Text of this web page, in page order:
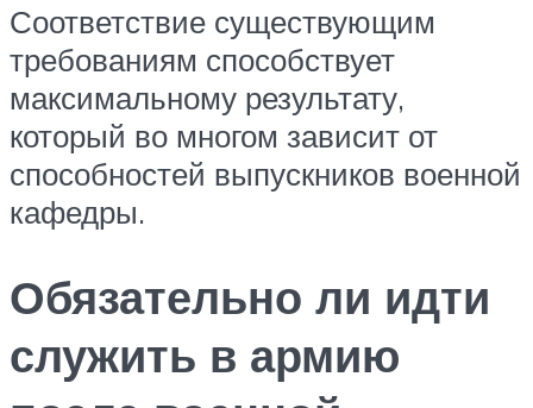
Соответствие существующим
требованиям способствует
максимальному результату,
который во многом зависит от
способностей выпускников военной
кафедры.
Обязательно ли идти
служить в армию